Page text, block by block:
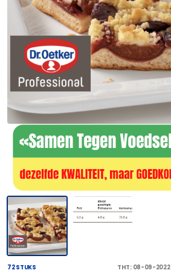
72 STUKS THT: 08-09-2022